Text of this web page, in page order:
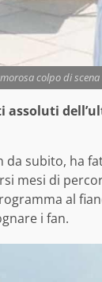
colpo di
assoluti
da subito, ha
mesi di
al
i fan.